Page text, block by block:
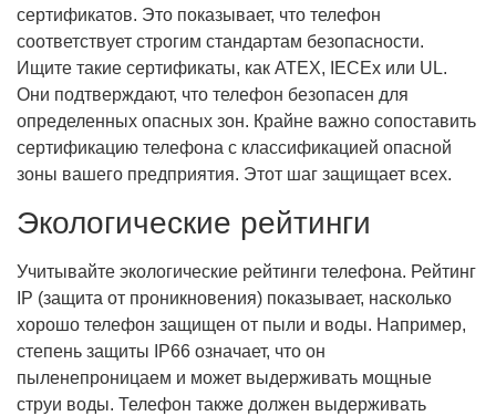
сертификатов. Это показывает, что телефон
соответствует строгим стандартам безопасности.
Ищите такие сертификаты, как ATEX, IECEx или UL.
Они подтверждают, что телефон безопасен для
определенных опасных зон. Крайне важно сопоставить
сертификацию телефона с классификацией опасной
зоны вашего предприятия. Этот шаг защищает всех.
Экологические рейтинги
Учитывайте экологические рейтинги телефона. Рейтинг
IP (защита от проникновения) показывает, насколько
хорошо телефон защищен от пыли и воды. Например,
степень защиты IP66 означает, что он
пыленепроницаем и может выдерживать мощные
струи воды. Телефон также должен выдерживать